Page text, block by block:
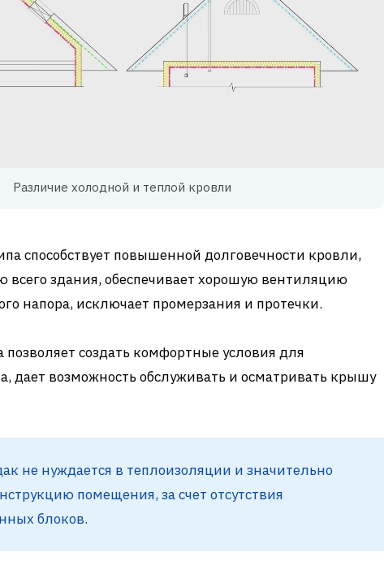
Различие холодной и теплой кровли
способствует повышенной долговечности кровли,
всего здания, обеспечивает хорошую вентиляцию
напора, исключает промерзания и протечки.
позволяет создать комфортные условия для
дает возможность обслуживать и осматривать крышу
не нуждается в теплоизоляции и значительно
помещения, за счет отсутствия
блоков.